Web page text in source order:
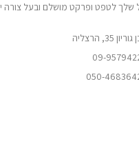
שלך לטפט ופרקט מושלם ובעל צורה
35, הרצליה